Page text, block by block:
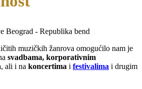
Beograd - Republika bend
muzičkih žanrova omogućilo nam je
svadbama, korporativnim
, ali i na koncertima i festivalima i drugim